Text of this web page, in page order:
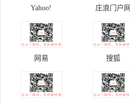
Yahoo! 庄浪门户网
网易 搜狐